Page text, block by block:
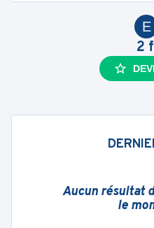
E
2
Aucun résultat
le